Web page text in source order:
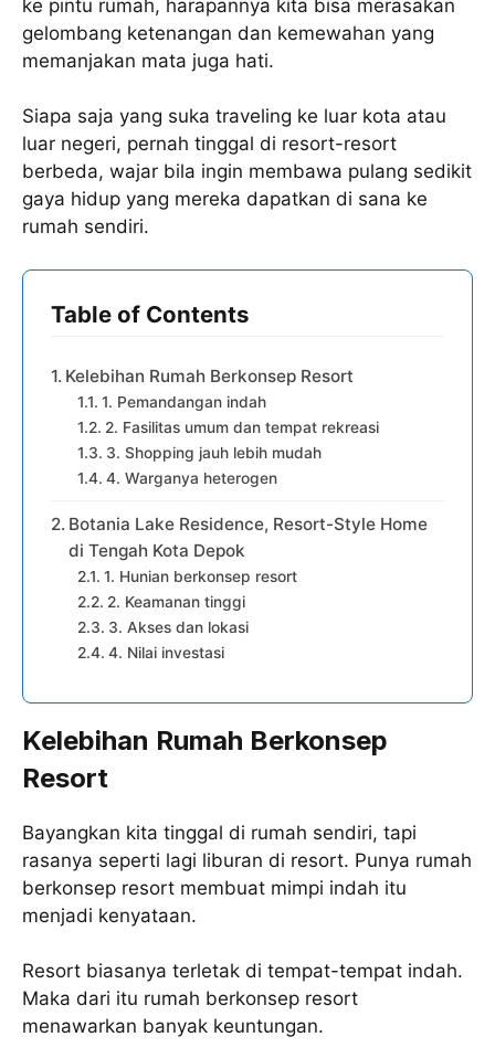
ke pintu rumah, harapannya kita bisa merasakan
gelombang ketenangan dan kemewahan yang
memanjakan mata juga hati.
Siapa saja yang suka traveling ke luar kota atau
luar negeri, pernah tinggal di resort-resort
berbeda, wajar bila ingin membawa pulang sedikit
gaya hidup yang mereka dapatkan di sana ke
rumah sendiri.
Table of Contents
Kelebihan Rumah Berkonsep Resort
1. Pemandangan indah
2. Fasilitas umum dan tempat rekreasi
3. Shopping jauh lebih mudah
4. Warganya heterogen
Botania Lake Residence, Resort-Style Home
di Tengah Kota Depok
1. Hunian berkonsep resort
2. Keamanan tinggi
3. Akses dan lokasi
4. Nilai investasi
Kelebihan Rumah Berkonsep
Resort
Bayangkan kita tinggal di rumah sendiri, tapi
rasanya seperti lagi liburan di resort. Punya rumah
berkonsep resort membuat mimpi indah itu
menjadi kenyataan.
Resort biasanya terletak di tempat-tempat indah.
Maka dari itu rumah berkonsep resort
menawarkan banyak keuntungan.